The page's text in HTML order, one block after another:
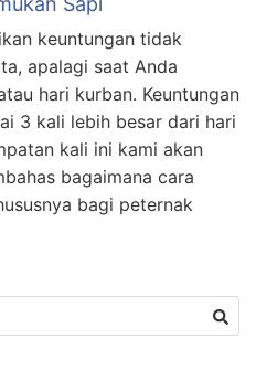
keuntungan tidak
apalagi saat Anda
hari kurban. Keuntungan
3 kali lebih besar dari hari
kali ini kami akan
bagaimana cara
bagi peternak